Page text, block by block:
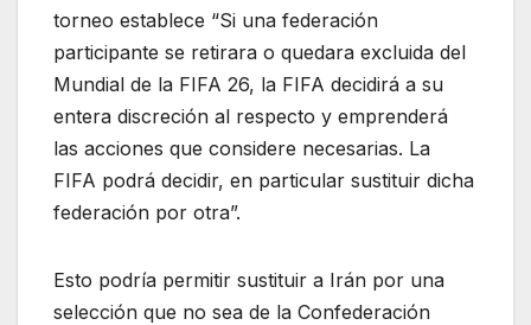
torneo establece “Si una federación
participante se retirara o quedara excluida del
Mundial de la FIFA 26, la FIFA decidirá a su
entera discreción al respecto y emprenderá
las acciones que considere necesarias. La
FIFA podrá decidir, en particular sustituir dicha
federación por otra”.
Esto podría permitir sustituir a Irán por una
selección que no sea de la Confederación